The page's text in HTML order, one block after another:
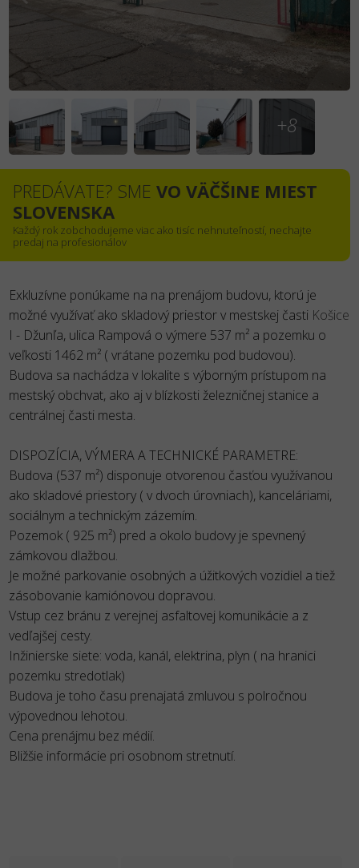
+8
PREDÁVATE? SME VO VÄČŠINE MIEST
SLOVENSKA
Každý rok zobchodujeme viac ako tisíc nehnuteľností, nechajte
predaj na profesionálov
Exkluzívne ponúkame na na prenájom budovu, ktorú je
možné využívať ako skladový priestor v mestskej časti Košice
I - Džunľa, ulica Rampová o výmere 537 m² a pozemku o
veľkosti 1462 m² ( vrátane pozemku pod budovou).
Budova sa nachádza v lokalite s výborným prístupom na
mestský obchvat, ako aj v blízkosti železničnej stanice a
centrálnej časti mesta.
DISPOZÍCIA, VÝMERA A TECHNICKÉ PARAMETRE:
Budova (537 m²) disponuje otvorenou časťou využívanou
ako skladové priestory ( v dvoch úrovniach), kanceláriami,
sociálnym a technickým zázemím.
Pozemok ( 925 m²) pred a okolo budovy je spevnený
zámkovou dlažbou.
Je možné parkovanie osobných a úžitkových vozidiel a tiež
zásobovanie kamiónovou dopravou.
Vstup cez bránu z verejnej asfaltovej komunikácie a z
vedľajšej cesty.
Inžinierske siete: voda, kanál, elektrina, plyn ( na hranici
pozemku stredotlak)
Budova je toho času prenajatá zmluvou s polročnou
výpovednou lehotou.
Cena prenájmu bez médií.
Bližšie informácie pri osobnom stretnutí.